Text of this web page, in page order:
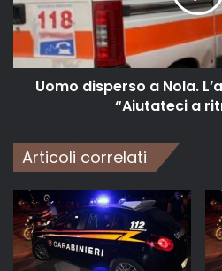
Uomo disperso a Nola.
“Aiutateci a
Articoli correlati